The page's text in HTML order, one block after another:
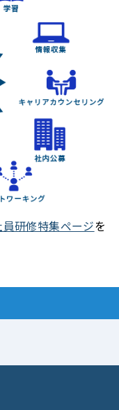
員研修特集ページを